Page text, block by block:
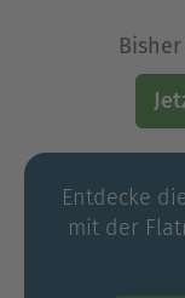
Entdecke
mit der